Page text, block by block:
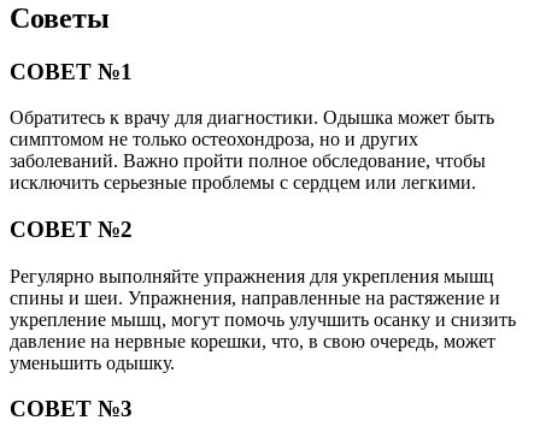
Советы
СОВЕТ №1
Обратитесь к врачу для диагностики. Одышка может быть
симптомом не только остеохондроза, но и других
заболеваний. Важно пройти полное обследование, чтобы
исключить серьезные проблемы с сердцем или легкими.
СОВЕТ №2
Регулярно выполняйте упражнения для укрепления мышц
спины и шеи. Упражнения, направленные на растяжение и
укрепление мышц, могут помочь улучшить осанку и снизить
давление на нервные корешки, что, в свою очередь, может
уменьшить одышку.
СОВЕТ №3